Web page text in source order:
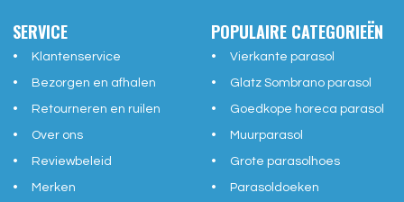
SERVICE
Klantenservice
Bezorgen en afhalen
Retourneren en ruilen
Over ons
Reviewbeleid
Merken
POPULAIRE CATEGORIEËN
Vierkante parasol
Glatz Sombrano parasol
Goedkope horeca parasol
Muurparasol
Grote parasolhoes
Parasoldoeken